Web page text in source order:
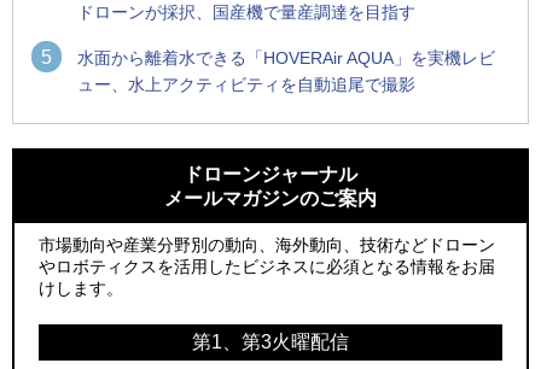
ドローンが採択、国産機で量産調達を目指す
5
水面から離着水できる「HOVERAir AQUA」を実機レビ
ュー、水上アクティビティを自動追尾で撮影
ーンが採択、国産機で量産調達を目指す
ROBOZ、北名古屋市制20周年記念で「空飛ぶLEDスクリー
ン」とドローンショーによる新演出を実施
レッドクリフ、足利花火大会で映画『スパイダーマン』や
飛んだドローン、飛ばなかったドローン
ン」とドローンショーによる新演出を実施
防衛装備庁「迎撃ドローン早期取得プログラム」にテラドロ
ーンが採択、国産機で量産調達を目指す
サザンビーチちがさき花火大会で「復活の花火」打ち上げ、
国産AUVを社会実装へ、スタートアップ「BlueArch株式会
ドローンジャーナル
メールマガジンのご案内
市場動向や産業分野別の動向、海外動向、技術などドローン
やロボティクスを活用したビジネスに必須となる情報をお届
けします。
第1、第3火曜配信